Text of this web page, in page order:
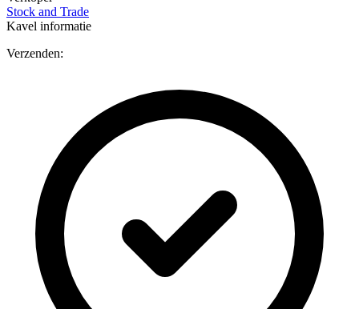
Stock and Trade
Kavel informatie
Verzenden: